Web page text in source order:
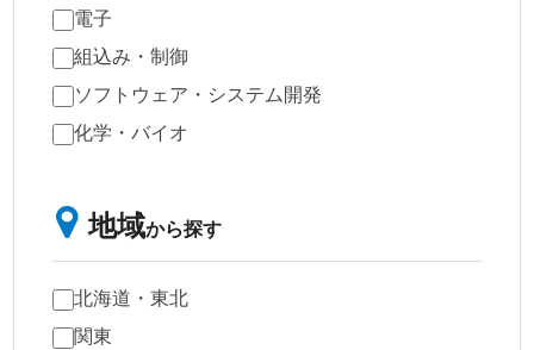
電子
組込み・制御
ソフトウェア・システム開発
化学・バイオ
地域から探す
北海道・東北
関東